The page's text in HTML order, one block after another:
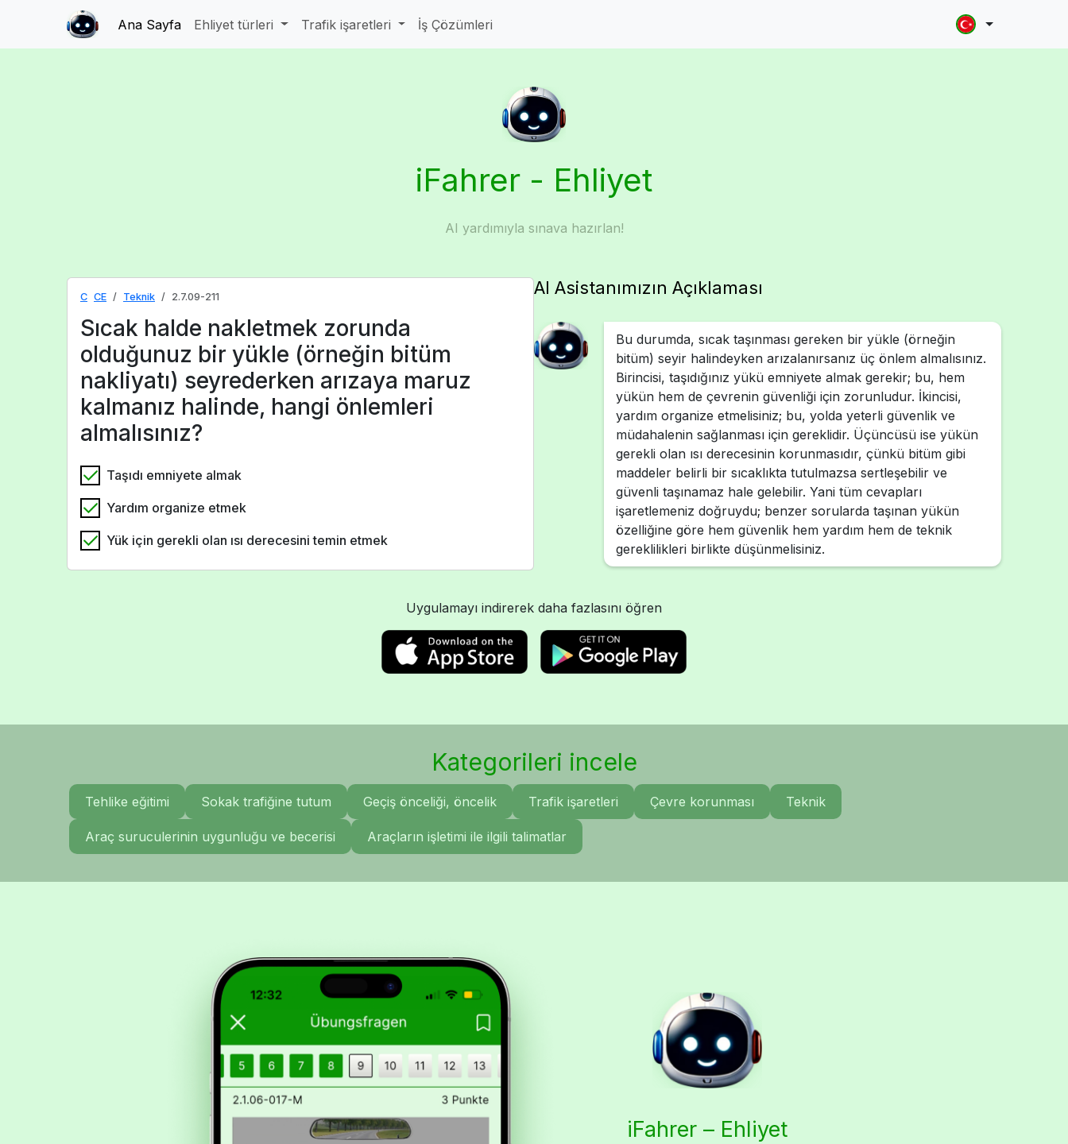
Ana Sayfa Ehliyet türleri Trafik işaretleri İş Çözümleri
iFahrer - Ehliyet
AI yardımıyla sınava hazırlan!
C CE Teknik 2.7.09-211
Sıcak halde nakletmek zorunda
olduğunuz bir yükle (örneğin bitüm
nakliyatı) seyrederken arızaya maruz
kalmanız halinde, hangi önlemleri
almalısınız?
Taşıdı emniyete almak
Yardım organize etmek
Yük için gerekli olan ısı derecesini temin etmek
AI Asistanımızın Açıklaması
Bu durumda, sıcak taşınması gereken bir yükle (örneğin
bitüm) seyir halindeyken arızalanırsanız üç önlem almalısınız.
Birincisi, taşıdığınız yükü emniyete almak gerekir; bu, hem
yükün hem de çevrenin güvenliği için zorunludur. İkincisi,
yardım organize etmelisiniz; bu, yolda yeterli güvenlik ve
müdahalenin sağlanması için gereklidir. Üçüncüsü ise yükün
gerekli olan ısı derecesinin korunmasıdır, çünkü bitüm gibi
maddeler belirli bir sıcaklıkta tutulmazsa sertleşebilir ve
güvenli taşınamaz hale gelebilir. Yani tüm cevapları
işaretlemeniz doğruydu; benzer sorularda taşınan yükün
özelliğine göre hem güvenlik hem yardım hem de teknik
gereklilikleri birlikte düşünmelisiniz.
Uygulamayı indirerek daha fazlasını öğren
Kategorileri incele
Tehlike eğitimi Sokak trafiğine tutum Geçiş önceliği, öncelik Trafik işaretleri Çevre korunması Teknik
Araç suruculerinin uygunluğu ve becerisi Araçların işletimi ile ilgili talimatlar
iFahrer – Ehliyet